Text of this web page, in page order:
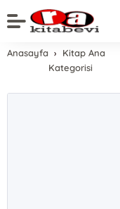
Anasayfa
Kitap Ana
Kategorisi